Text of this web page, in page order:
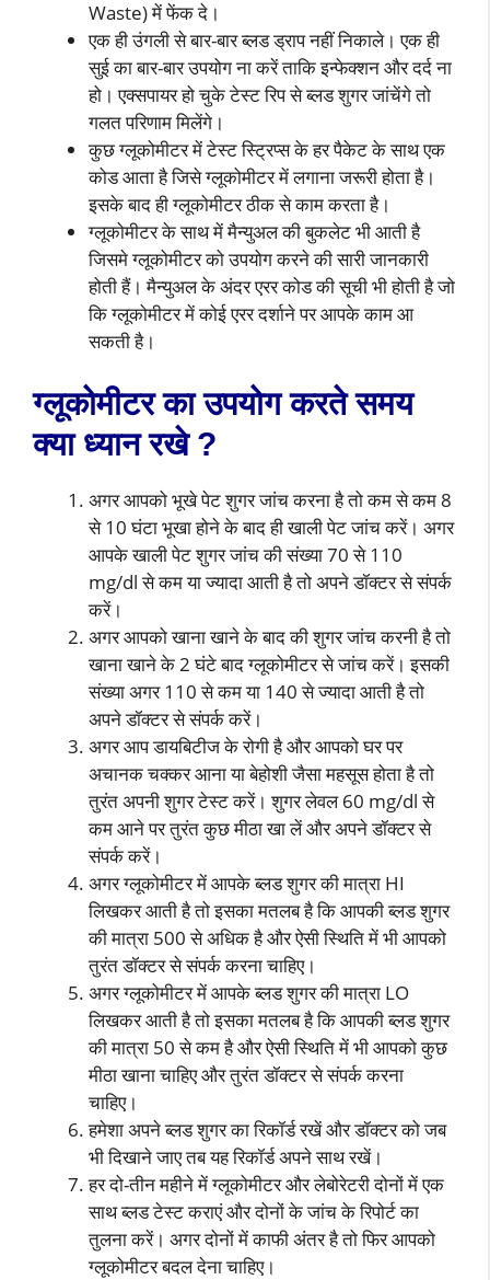
Waste) में फेंक दे।
एक ही उंगली से बार-बार ब्लड ड्राप नहीं निकाले। एक ही
सुई का बार-बार उपयोग ना करें ताकि इन्फेक्शन और दर्द ना
हो। एक्सपायर हो चुके टेस्ट रिप से ब्लड शुगर जांचेंगे तो
गलत परिणाम मिलेंगे।
कुछ ग्लूकोमीटर में टेस्ट स्ट्रिप्स के हर पैकेट के साथ एक
कोड आता है जिसे ग्लूकोमीटर में लगाना जरूरी होता है।
इसके बाद ही ग्लूकोमीटर ठीक से काम करता है।
ग्लूकोमीटर के साथ में मैन्युअल की बुकलेट भी आती है
जिसमे ग्लूकोमीटर को उपयोग करने की सारी जानकारी
होती हैं। मैन्युअल के अंदर एरर कोड की सूची भी होती है जो
कि ग्लूकोमीटर में कोई एरर दर्शाने पर आपके काम आ
सकती है।
ग्लूकोमीटर का उपयोग करते समय
क्या ध्यान रखे ?
अगर आपको भूखे पेट शुगर जांच करना है तो कम से कम 8
से 10 घंटा भूखा होने के बाद ही खाली पेट जांच करें। अगर
आपके खाली पेट शुगर जांच की संख्या 70 से 110
mg/dl से कम या ज्यादा आती है तो अपने डॉक्टर से संपर्क
करें।
अगर आपको खाना खाने के बाद की शुगर जांच करनी है तो
खाना खाने के 2 घंटे बाद ग्लूकोमीटर से जांच करें। इसकी
संख्या अगर 110 से कम या 140 से ज्यादा आती है तो
अपने डॉक्टर से संपर्क करें।
अगर आप डायबिटीज के रोगी है और आपको घर पर
अचानक चक्कर आना या बेहोशी जैसा महसूस होता है तो
तुरंत अपनी शुगर टेस्ट करें। शुगर लेवल 60 mg/dl से
कम आने पर तुरंत कुछ मीठा खा लें और अपने डॉक्टर से
संपर्क करें।
अगर ग्लूकोमीटर में आपके ब्लड शुगर की मात्रा HI
लिखकर आती है तो इसका मतलब है कि आपकी ब्लड शुगर
की मात्रा 500 से अधिक है और ऐसी स्थिति में भी आपको
तुरंत डॉक्टर से संपर्क करना चाहिए।
अगर ग्लूकोमीटर में आपके ब्लड शुगर की मात्रा LO
लिखकर आती है तो इसका मतलब है कि आपकी ब्लड शुगर
की मात्रा 50 से कम है और ऐसी स्थिति में भी आपको कुछ
मीठा खाना चाहिए और तुरंत डॉक्टर से संपर्क करना
चाहिए।
हमेशा अपने ब्लड शुगर का रिकॉर्ड रखें और डॉक्टर को जब
भी दिखाने जाए तब यह रिकॉर्ड अपने साथ रखें।
हर दो-तीन महीने में ग्लूकोमीटर और लेबोरेटरी दोनों में एक
साथ ब्लड टेस्ट कराएं और दोनों के जांच के रिपोर्ट का
तुलना करें। अगर दोनों में काफी अंतर है तो फिर आपको
ग्लूकोमीटर बदल देना चाहिए।